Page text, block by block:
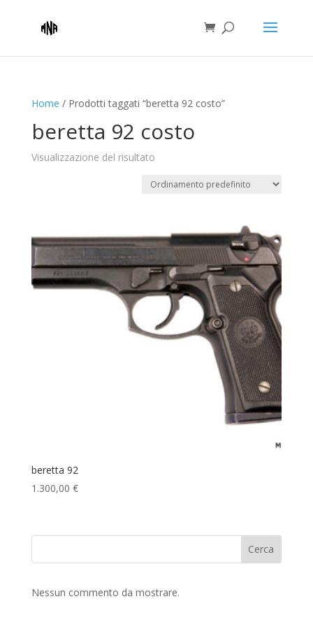
Home / Prodotti taggati “beretta 92 costo”
beretta 92 costo
Visualizzazione del risultato
beretta 92
1.300,00 €
Cerca
Nessun commento da mostrare.